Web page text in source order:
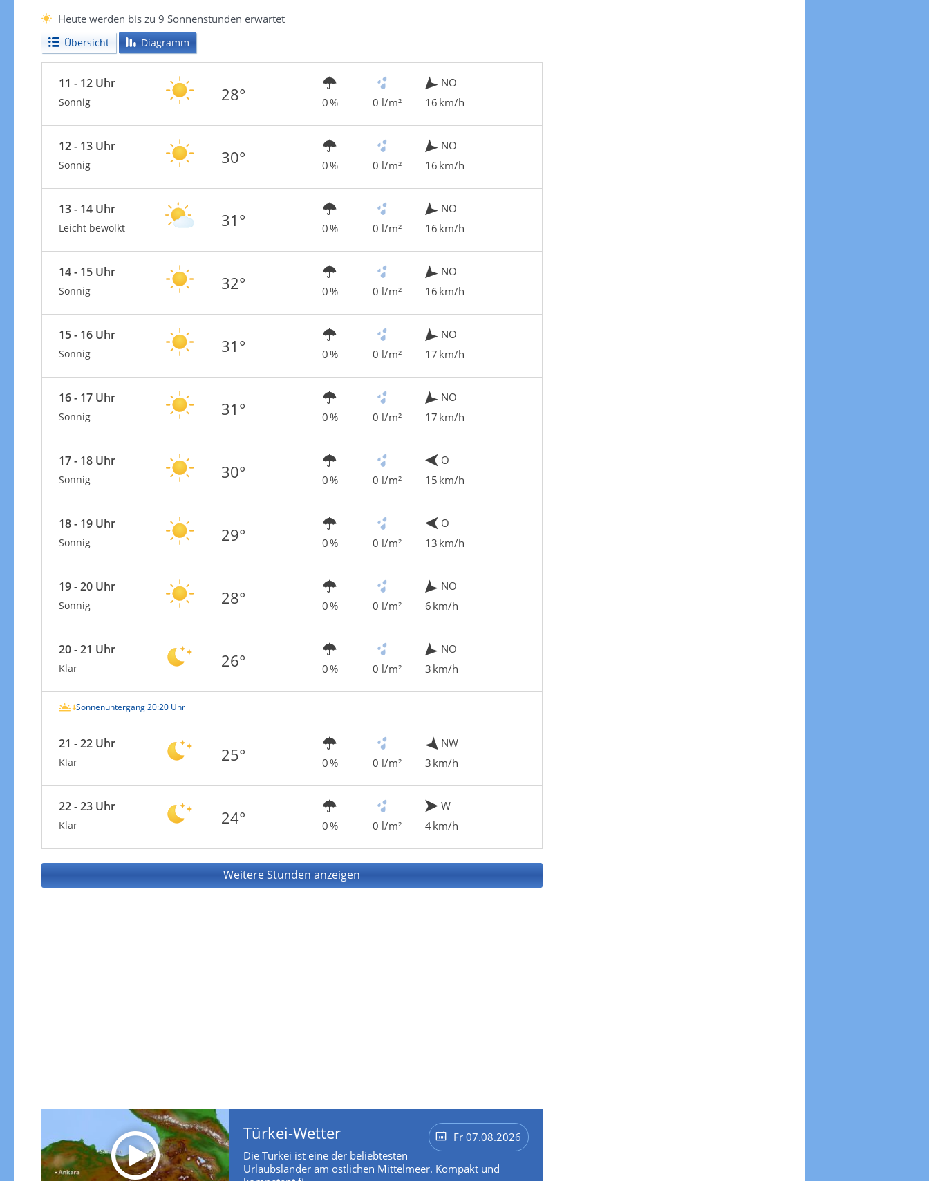
Heute werden bis zu 9 Sonnenstunden erwartet
Übersicht Diagramm
11 - 12 Uhr
Sonnig 28° 0 % 0 l/m²
NO
16 km/h
12 - 13 Uhr
Sonnig 30° 0 % 0 l/m²
NO
16 km/h
13 - 14 Uhr
Leicht bewölkt 31° 0 % 0 l/m²
NO
16 km/h
14 - 15 Uhr
Sonnig 32° 0 % 0 l/m²
NO
16 km/h
15 - 16 Uhr
Sonnig 31° 0 % 0 l/m²
NO
17 km/h
16 - 17 Uhr
Sonnig 31° 0 % 0 l/m²
NO
17 km/h
17 - 18 Uhr
Sonnig 30° 0 % 0 l/m²
O
15 km/h
18 - 19 Uhr
Sonnig 29° 0 % 0 l/m²
O
13 km/h
19 - 20 Uhr
Sonnig 28° 0 % 0 l/m²
NO
6 km/h
20 - 21 Uhr
Klar 26° 0 % 0 l/m²
NO
3 km/h
Sonnenuntergang 20:20 Uhr
21 - 22 Uhr
Klar 25° 0 % 0 l/m²
NW
3 km/h
22 - 23 Uhr
Klar 24° 0 % 0 l/m²
W
4 km/h
Weitere Stunden anzeigen
Fr 07.08.2026
Türkei-Wetter
Die Türkei ist eine der beliebtesten
Urlaubsländer am östlichen Mittelmeer. Kompakt und